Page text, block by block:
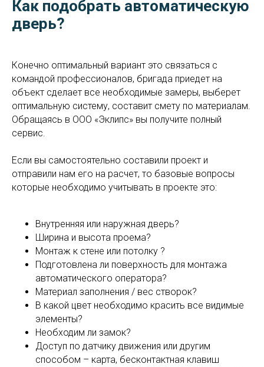
Как подобрать автоматическую
дверь?
Конечно оптимальный вариант это связаться с
командой профессионалов, бригада приедет на
объект сделает все необходимые замеры, выберет
оптимальную систему, составит смету по материалам.
Обращаясь в ООО «Эклипс» вы получите полный
сервис.
Если вы самостоятельно составили проект и
отправили нам его на расчет, то базовые вопросы
которые необходимо учитывать в проекте это:
Внутренняя или наружная дверь?
Ширина и высота проема?
Монтаж к стене или потолку ?
Подготовлена ли поверхность для монтажа
автоматического оператора?
Материал заполнения / вес створок?
В какой цвет необходимо красить все видимые
элементы?
Необходим ли замок?
Доступ по датчику движения или другим
способом – карта, бесконтактная клавиш